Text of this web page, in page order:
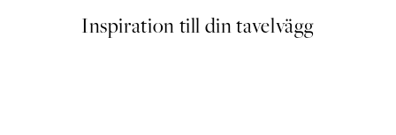
Inspiration till din tavelvägg